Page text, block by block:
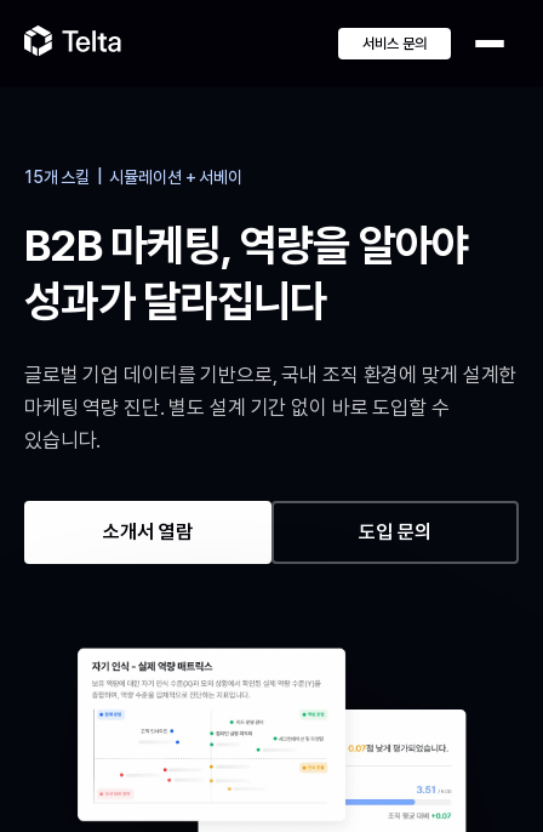
서비스 문의
15개 스킬 | 시뮬레이션 + 서베이
B2B 마케팅, 역량을 알아야
성과가 달라집니다
글로벌 기업 데이터를 기반으로, 국내 조직 환경에 맞게 설계한
마케팅 역량 진단. 별도 설계 기간 없이 바로 도입할 수
있습니다.
소개서 열람 도입 문의